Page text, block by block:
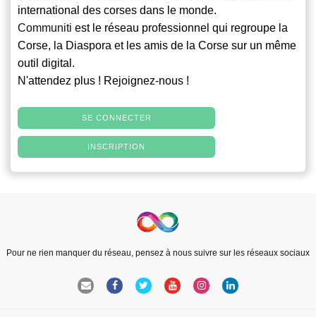
international des corses dans le monde.
Communiti est le réseau professionnel qui regroupe la
Corse, la Diaspora et les amis de la Corse sur un même
outil digital.
N'attendez plus ! Rejoignez-nous !
SE CONNECTER
INSCRIPTION
Pour ne rien manquer du réseau, pensez à nous suivre sur les réseaux sociaux